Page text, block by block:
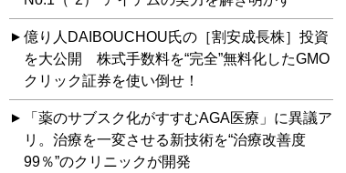
億り人DAIBOUCHOU氏の［割安成長株］投資
を大公開 株式手数料を“完全”無料化したGMO
クリック証券を使い倒せ！
「薬のサブスク化がすすむAGA医療」に異議ア
リ。治療を一変させる新技術を“治療改善度
99％”のクリニックが開発